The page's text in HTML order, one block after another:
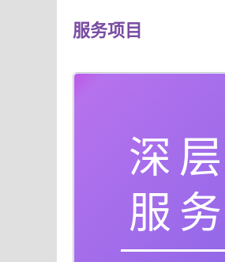
服务项目
深层
服务